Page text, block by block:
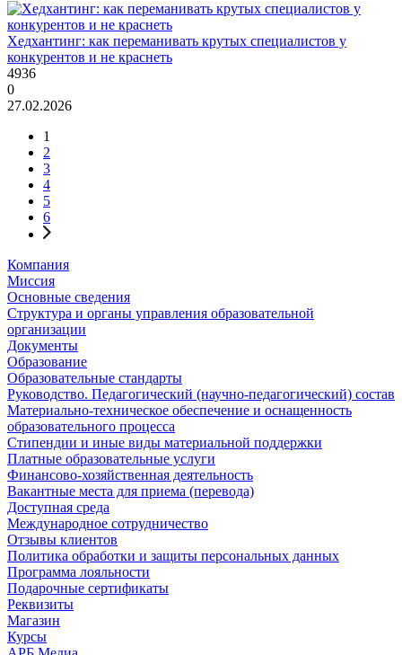
Хедхантинг: как переманивать крутых специалистов у
конкурентов и не краснеть
4936
0
27.02.2026
1
2
3
4
5
6
Компания
Миссия
Основные сведения
Структура и органы управления образовательной
организации
Документы
Образование
Образовательные стандарты
Руководство. Педагогический (научно-педагогический) состав
Материально-техническое обеспечение и оснащенность
образовательного процесса
Стипендии и иные виды материальной поддержки
Платные образовательные услуги
Финансово-хозяйственная деятельность
Вакантные места для приема (перевода)
Доступная среда
Международное сотрудничество
Отзывы клиентов
Политика обработки и защиты персональных данных
Программа лояльности
Подарочные сертификаты
Реквизиты
Магазин
Курсы